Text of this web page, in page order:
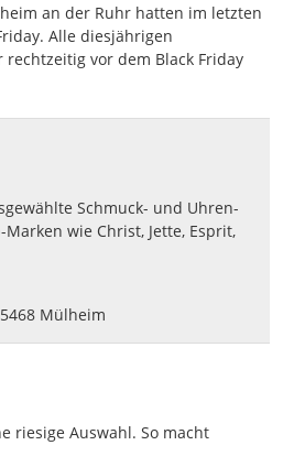
an der Ruhr hatten im letzten
Alle diesjährigen
vor dem Black Friday
Schmuck- und Uhren-
wie Christ, Jette, Esprit,
Mülheim
riesige Auswahl. So macht